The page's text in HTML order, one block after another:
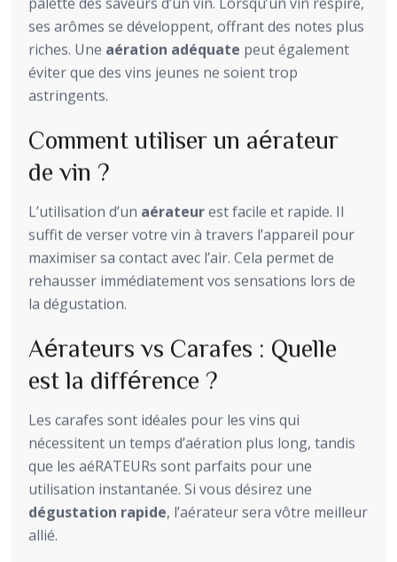
palette des saveurs d’un vin. Lorsqu’un vin respire,
ses arômes se développent, offrant des notes plus
riches. Une aération adéquate peut également
éviter que des vins jeunes ne soient trop
astringents.
Comment utiliser un aérateur
de vin ?
L’utilisation d’un aérateurest facile et rapide. Il
suffit de verser votre vin à travers l’appareil pour
maximiser sa contact avec l’air. Cela permet de
rehausser immédiatement vos sensations lors de
la dégustation.
Aérateurs vs Carafes : Quelle
est la différence ?
Les carafes sont idéales pour les vins qui
nécessitent un temps d’aération plus long, tandis
que les aéRATEURs sont parfaits pour une
utilisation instantanée. Si vous désirez une
dégustation rapide, l’aérateur sera vôtre meilleur
allié.